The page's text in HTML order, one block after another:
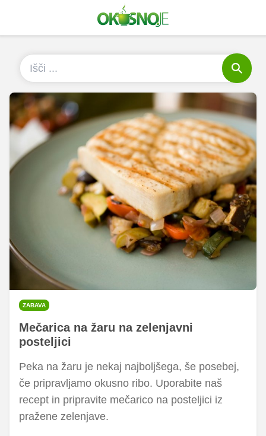
ZABAVA
Mečarica na žaru na zelenjavni
posteljici
Peka na žaru je nekaj najboljšega, še posebej,
če pripravljamo okusno ribo. Uporabite naš
recept in pripravite mečarico na posteljici iz
pražene zelenjave.